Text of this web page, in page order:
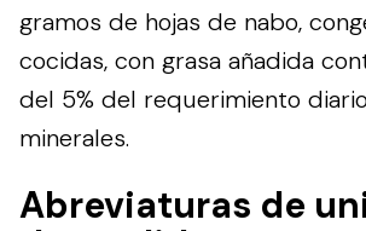
gramos de hojas de nabo,
cocidas, con grasa añadida
del 5% del requerimiento
minerales.
Abreviaturas de